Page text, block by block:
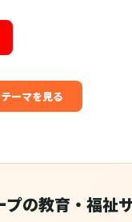
ーマを見る
プの教育・福祉